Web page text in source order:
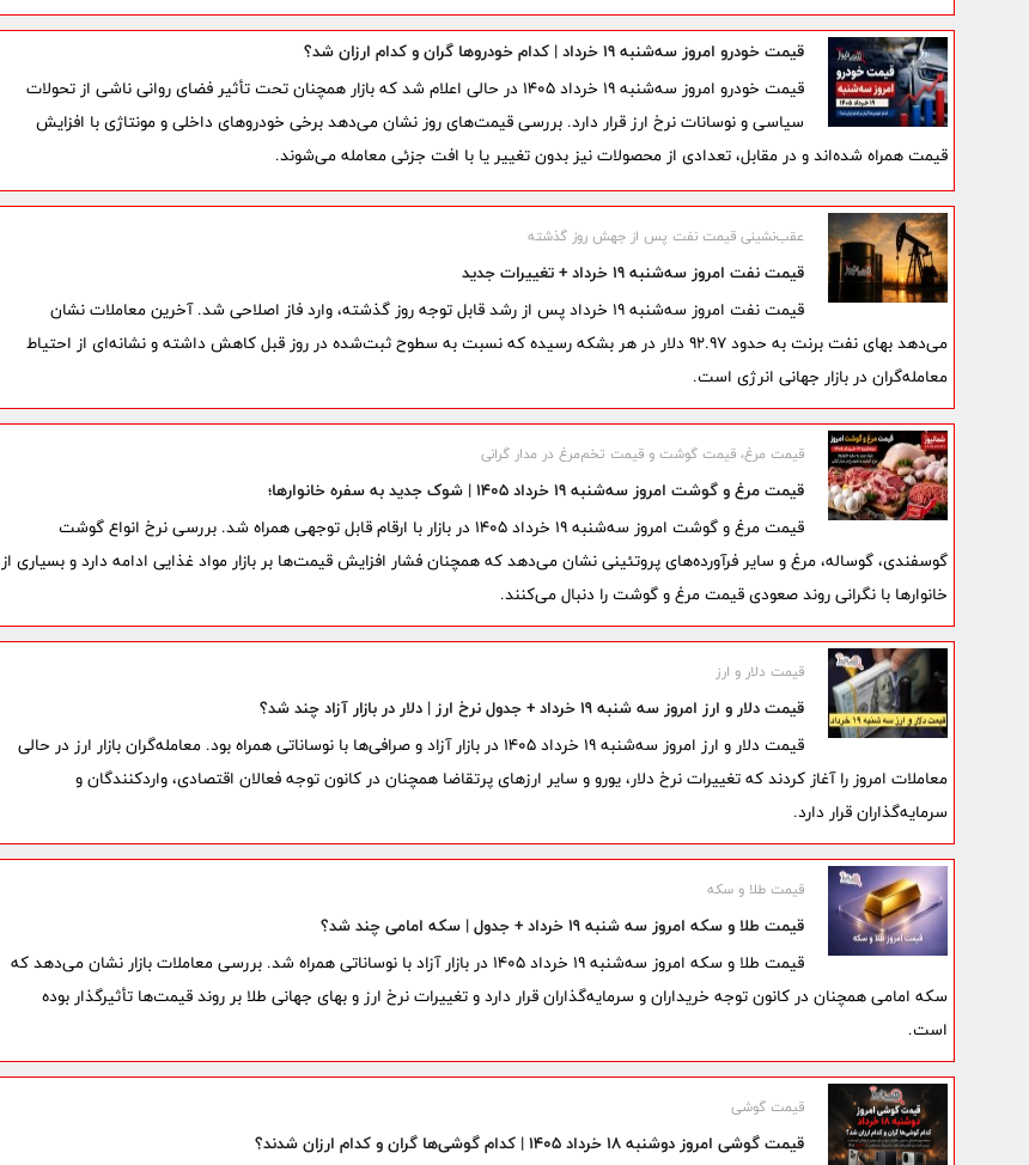
قیمت خودرو امروز سه‌شنبه ۱۹ خرداد | کدام خودروها گران و کدام ارزان شد؟
قیمت خودرو امروز سه‌شنبه ۱۹ خرداد ۱۴۰۵ در حالی اعلام شد که بازار همچنان تحت تأثیر فضای روانی ناشی از تحولات
سیاسی و نوسانات نرخ ارز قرار دارد. بررسی قیمت‌های روز نشان می‌دهد برخی خودروهای داخلی و مونتاژی با افزایش
قیمت همراه شده‌اند و در مقابل، تعدادی از محصولات نیز بدون تغییر یا با افت جزئی معامله می‌شوند.
عقب‌نشینی قیمت‌ نفت پس از جهش روز گذشته
قیمت نفت امروز سه‌شنبه ۱۹ خرداد + تغییرات جدید
قیمت نفت امروز سه‌شنبه ۱۹ خرداد پس از رشد قابل توجه روز گذشته، وارد فاز اصلاحی شد. آخرین معاملات نشان
می‌دهد بهای نفت برنت به حدود ۹۲.۹۷ دلار در هر بشکه رسیده که نسبت به سطوح ثبت‌شده در روز قبل کاهش داشته و نشانه‌ای از احتیاط
معامله‌گران در بازار جهانی انرژی است.
قیمت مرغ، قیمت گوشت و قیمت تخم‌مرغ در مدار گرانی
قیمت مرغ و گوشت امروز سه‌شنبه ۱۹ خرداد ۱۴۰۵ | شوک جدید به سفره خانوارها؛
قیمت مرغ و گوشت امروز سه‌شنبه ۱۹ خرداد ۱۴۰۵ در بازار با ارقام قابل توجهی همراه شد. بررسی نرخ انواع گوشت
گوسفندی، گوساله، مرغ و سایر فرآورده‌های پروتئینی نشان می‌دهد که همچنان فشار افزایش قیمت‌ها بر بازار مواد غذایی ادامه دارد و بسیاری از
خانوارها با نگرانی روند صعودی قیمت مرغ و گوشت را دنبال می‌کنند.
قیمت دلار و ارز
قیمت دلار و ارز امروز سه شنبه 19 خرداد + جدول نرخ ارز | دلار در بازار آزاد چند شد؟
قیمت دلار و ارز امروز سه‌شنبه ۱۹ خرداد ۱۴۰۵ در بازار آزاد و صرافی‌ها با نوساناتی همراه بود. معامله‌گران بازار ارز در حالی
معاملات امروز را آغاز کردند که تغییرات نرخ دلار، یورو و سایر ارزهای پرتقاضا همچنان در کانون توجه فعالان اقتصادی، واردکنندگان و
سرمایه‌گذاران قرار دارد.
قیمت طلا و سکه
قیمت طلا و سکه امروز سه شنبه 19 خرداد + جدول | سکه امامی چند شد؟
قیمت طلا و سکه امروز سه‌شنبه ۱۹ خرداد ۱۴۰۵ در بازار آزاد با نوساناتی همراه شد. بررسی معاملات بازار نشان می‌دهد که
سکه امامی همچنان در کانون توجه خریداران و سرمایه‌گذاران قرار دارد و تغییرات نرخ ارز و بهای جهانی طلا بر روند قیمت‌ها تأثیرگذار بوده
است.
قیمت گوشی
قیمت گوشی امروز دوشنبه ۱۸ خرداد ۱۴۰۵ | کدام گوشی‌ها گران و کدام ارزان شدند؟